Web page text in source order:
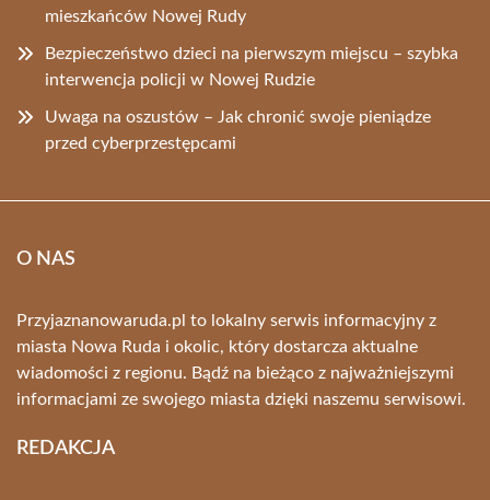
mieszkańców Nowej Rudy
Bezpieczeństwo dzieci na pierwszym miejscu – szybka
interwencja policji w Nowej Rudzie
Uwaga na oszustów – Jak chronić swoje pieniądze
przed cyberprzestępcami
O NAS
Przyjaznanowaruda.pl to lokalny serwis informacyjny z
miasta Nowa Ruda i okolic, który dostarcza aktualne
wiadomości z regionu. Bądź na bieżąco z najważniejszymi
informacjami ze swojego miasta dzięki naszemu serwisowi.
REDAKCJA